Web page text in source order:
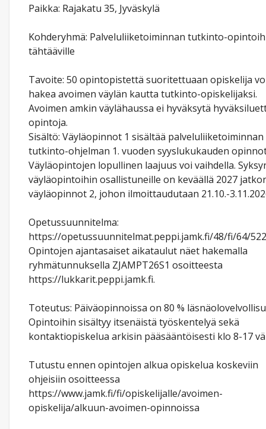
Paikka: Rajakatu 35, Jyväskylä
Kohderyhmä: Palveluliiketoiminnan tutkinto-
tähtääville
Tavoite: 50 opintopistettä suoritettuaan opiskelija
hakea avoimen väylän kautta tutkinto-opiskelijaksi.
Avoimen amkin väylähaussa ei hyväksytä
opintoja.
Sisältö: Väyläopinnot 1 sisältää palveluliiketoiminnan
tutkinto-ohjelman 1. vuoden syyslukukauden
Väyläopintojen lopullinen laajuus voi vaihdella.
väyläopintoihin osallistuneille on keväällä 2027
väyläopinnot 2, johon ilmoittaudutaan 21.10.-
Opetussuunnitelma:
https://opetussuunnitelmat.peppi.jamk.fi/48/fi/64/
Opintojen ajantasaiset aikataulut näet hakemalla
ryhmätunnuksella ZJAMPT26S1 osoitteesta
https://lukkarit.peppi.jamk.fi.
Toteutus: Päiväopinnoissa on 80 %
Opintoihin sisältyy itsenäistä työskentelyä sekä
kontaktiopiskelua arkisin pääsääntöisesti klo 8-17
Tutustu ennen opintojen alkua opiskelua koskeviin
ohjeisiin osoitteessa
https://www.jamk.fi/fi/opiskelijalle/avoimen-
opiskelija/alkuun-avoimen-opinnoissa